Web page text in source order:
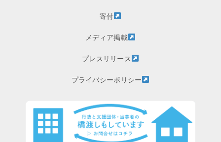
寄付
メディア掲載
プレスリリース
プライバシーポリシー